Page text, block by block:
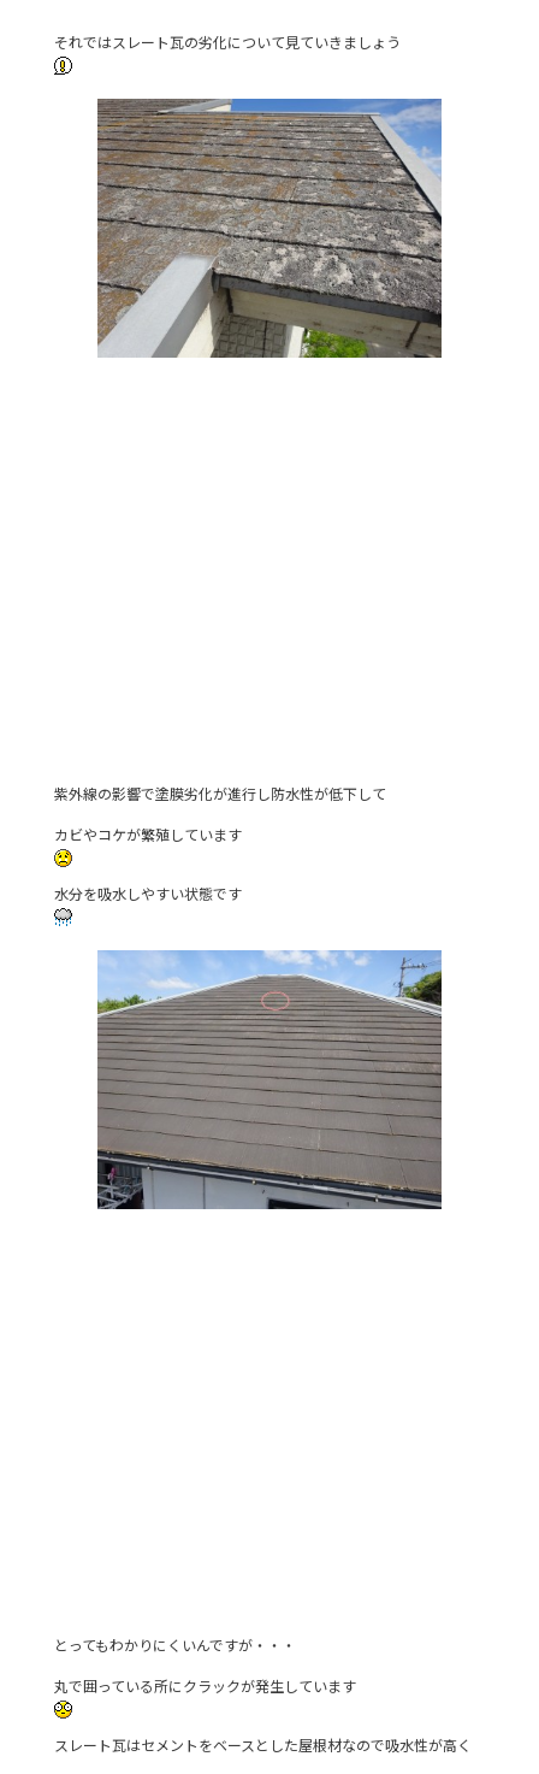
それではスレート瓦の劣化について見ていきましょう
紫外線の影響で塗膜劣化が進行し防水性が低下して
カビやコケが繁殖しています
水分を吸水しやすい状態です
とってもわかりにくいんですが・・・
丸で囲っている所にクラックが発生しています
スレート瓦はセメントをベースとした屋根材なので吸水性が高く